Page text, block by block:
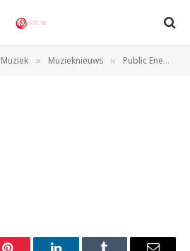
Muziek » Muzieknieuws » Public Enemy voor twee concerten naar ons land